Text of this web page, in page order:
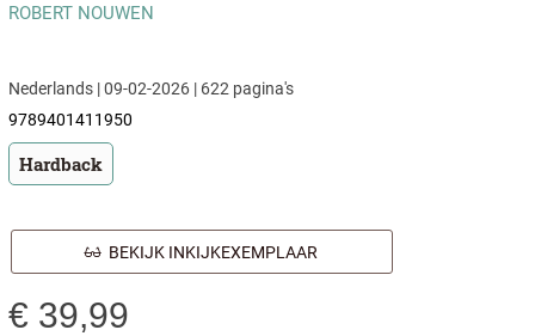
ROBERT NOUWEN
Nederlands | 09-02-2026 | 622 pagina's
9789401411950
Hardback
BEKIJK INKIJKEXEMPLAAR
€ 39,99